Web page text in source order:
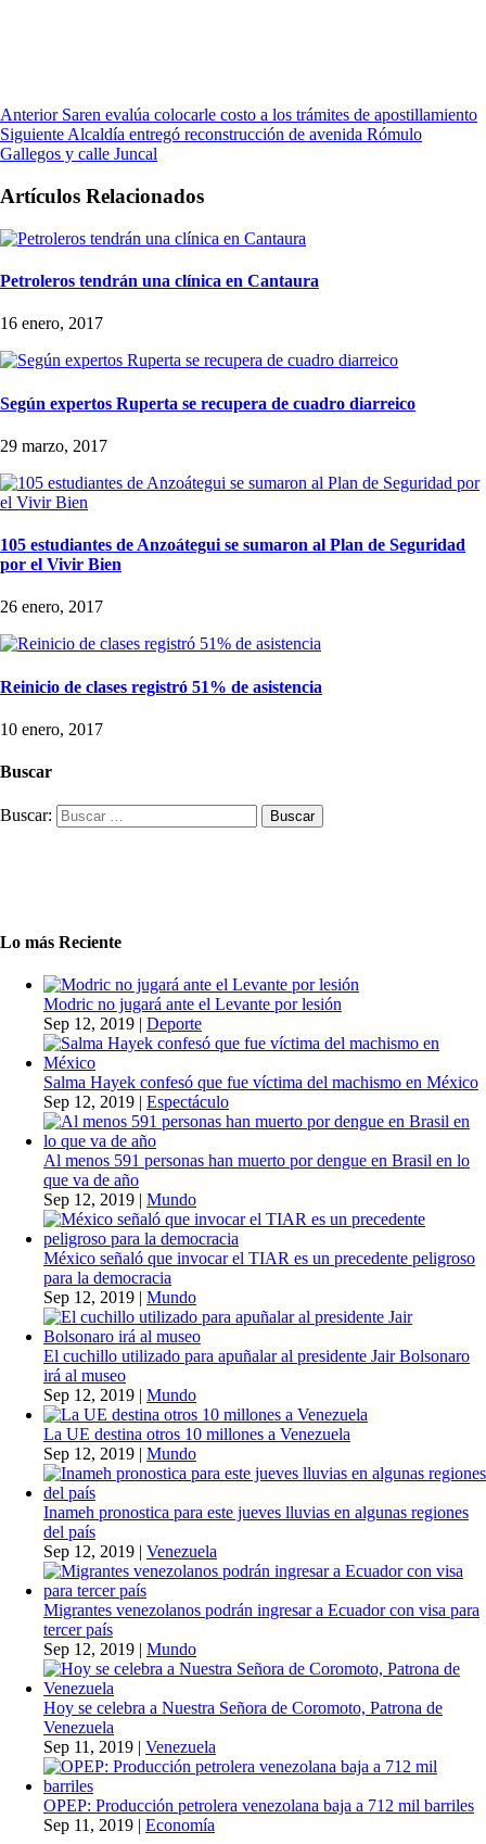
Anterior Saren evalúa colocarle costo a los trámites de apostillamiento
Siguiente Alcaldía entregó reconstrucción de avenida Rómulo
Gallegos y calle Juncal
Artículos Relacionados
Petroleros tendrán una clínica en Cantaura
16 enero, 2017
Según expertos Ruperta se recupera de cuadro diarreico
29 marzo, 2017
105 estudiantes de Anzoátegui se sumaron al Plan de Seguridad
por el Vivir Bien
26 enero, 2017
Reinicio de clases registró 51% de asistencia
10 enero, 2017
Buscar
Buscar:
Lo más Reciente
Modric no jugará ante el Levante por lesión
Sep 12, 2019 | Deporte
Salma Hayek confesó que fue víctima del machismo en México
Sep 12, 2019 | Espectáculo
Al menos 591 personas han muerto por dengue en Brasil en lo
que va de año
Sep 12, 2019 | Mundo
México señaló que invocar el TIAR es un precedente peligroso
para la democracia
Sep 12, 2019 | Mundo
El cuchillo utilizado para apuñalar al presidente Jair Bolsonaro
irá al museo
Sep 12, 2019 | Mundo
La UE destina otros 10 millones a Venezuela
Sep 12, 2019 | Mundo
Inameh pronostica para este jueves lluvias en algunas regiones
del país
Sep 12, 2019 | Venezuela
Migrantes venezolanos podrán ingresar a Ecuador con visa para
tercer país
Sep 12, 2019 | Mundo
Hoy se celebra a Nuestra Señora de Coromoto, Patrona de
Venezuela
Sep 11, 2019 | Venezuela
OPEP: Producción petrolera venezolana baja a 712 mil barriles
Sep 11, 2019 | Economía